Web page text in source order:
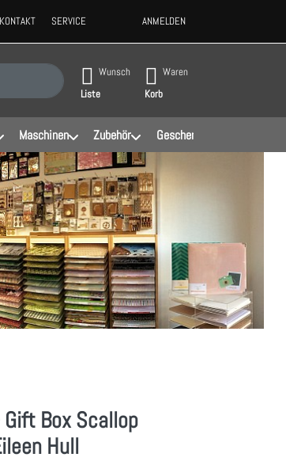
KONTAKT SERVICE ANMELDEN
automatisch erste Ergebnisse. Drücken Sie die
Wunsch
Liste
Waren
Korb
Maschinen Zubehör Geschenke
Box Scallop
Hull